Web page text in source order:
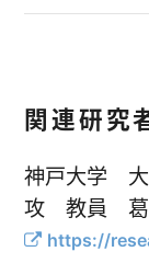
関連研究
神戸大学
攻 教員 葛
https://